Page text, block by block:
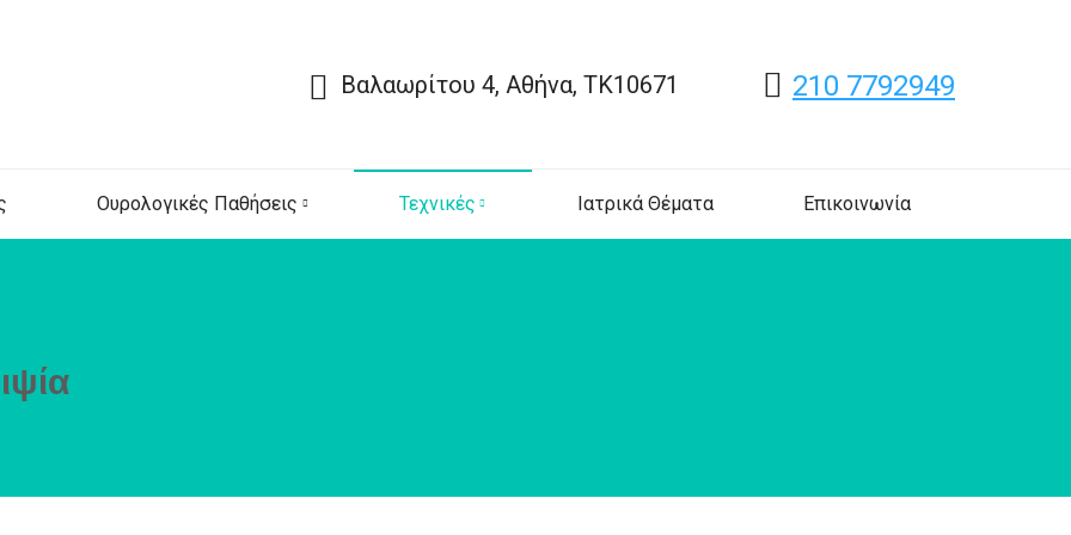
Βαλαωρίτου 4, Αθήνα, ΤΚ10671 210 7792949
Ουρολογικές Παθήσεις Τεχνικές Ιατρικά Θέματα Επικοινωνία